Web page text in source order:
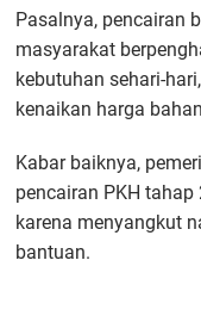
Pasalnya, pencairan
masyarakat
kebutuhan sehari-
kenaikan harga
Kabar baiknya,
pencairan PKH
karena menyangkut
bantuan.